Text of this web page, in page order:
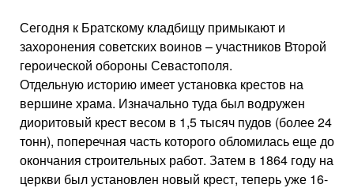
Сегодня к Братскому кладбищу примыкают и
захоронения советских воинов – участников Второй
героической обороны Севастополя.
Отдельную историю имеет установка крестов на
вершине храма. Изначально туда был водружен
диоритовый крест весом в 1,5 тысяч пудов (более 24
тонн), поперечная часть которого обломилась еще до
окончания строительных работ. Затем в 1864 году на
церкви был установлен новый крест, теперь уже 16-